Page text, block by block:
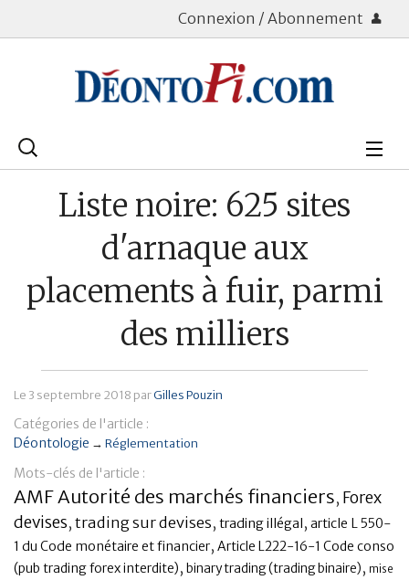
Connexion / Abonnement
Rechercher
Déontologie
Assurance Vie
Immobilier
Banque
Liste noire: 625 sites
d'arnaque aux
placements à fuir, parmi
des milliers
Le 3 septembre 2018 parGilles Pouzin
Catégories de l'article :
Déontologie → Réglementation
Mots-clés de l'article :
AMF Autorité des marchés financiers, Forex
devises, trading sur devises, trading illégal , article L 550-
1 du Code monétaire et financier, Article L222-16-1 Code conso
(pub trading forex interdite), binary trading (trading binaire), mise